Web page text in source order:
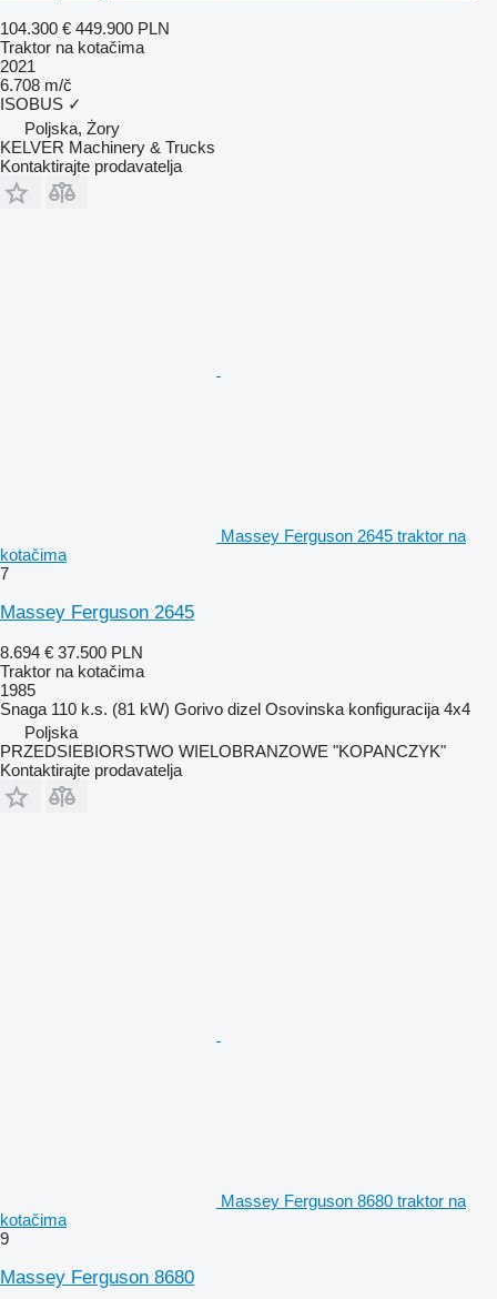
104.300 € 449.900 PLN
Traktor na kotačima
2021
6.708 m/č
ISOBUS ✓
Poljska, Żory
KELVER Machinery & Trucks
Kontaktirajte prodavatelja
Massey Ferguson 2645 traktor na
kotačima
7
Massey Ferguson 2645
8.694 € 37.500 PLN
Traktor na kotačima
1985
Snaga 110 k.s. (81 kW) Gorivo dizel Osovinska konfiguracija 4x4
Poljska
PRZEDSIEBIORSTWO WIELOBRANZOWE "KOPANCZYK"
Kontaktirajte prodavatelja
Massey Ferguson 8680 traktor na
kotačima
9
Massey Ferguson 8680